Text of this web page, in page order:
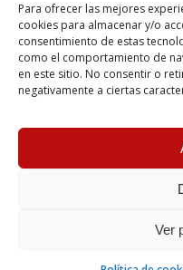
Para ofrecer las mejores
cookies para almacenar y/o
consentimiento de estas
como el comportamiento de
en este sitio. No consentir o
negativamente a ciertas
Ver
Esta empresa ha sido
internet, financiado por la
© 2026 Guillermo